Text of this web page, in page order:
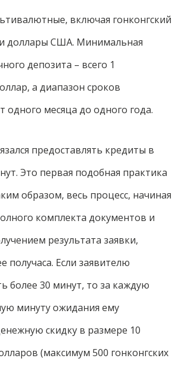
включая гонконгский
доллары США. Минимальная
депозита – всего 1
а диапазон сроков
одного месяца до одного года.
предоставлять кредиты в
Это первая подобная практика
образом, весь процесс, начиная
комплекта документов и
результата заявки,
получаса. Если заявителю
более 30 минут, то за каждую
минуту ожидания ему
скидку в размере 10
(максимум 500 гонконгских